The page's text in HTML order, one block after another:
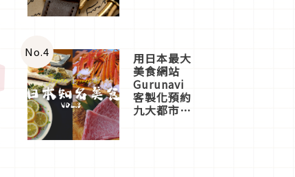
No.4 用日本最大
美食網站
Gurunavi
客製化預約
九大都市餐